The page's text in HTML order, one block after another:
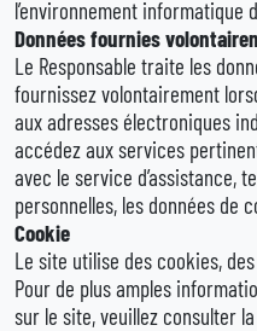
l’environnement informatique
Données fournies
Le Responsable traite les
fournissez volontairement
aux adresses électroniques
accédez aux services
avec le service d’assistance,
personnelles, les données de
Cookie
Le site utilise des cookies,
Pour de plus amples
sur le site, veuillez consulter